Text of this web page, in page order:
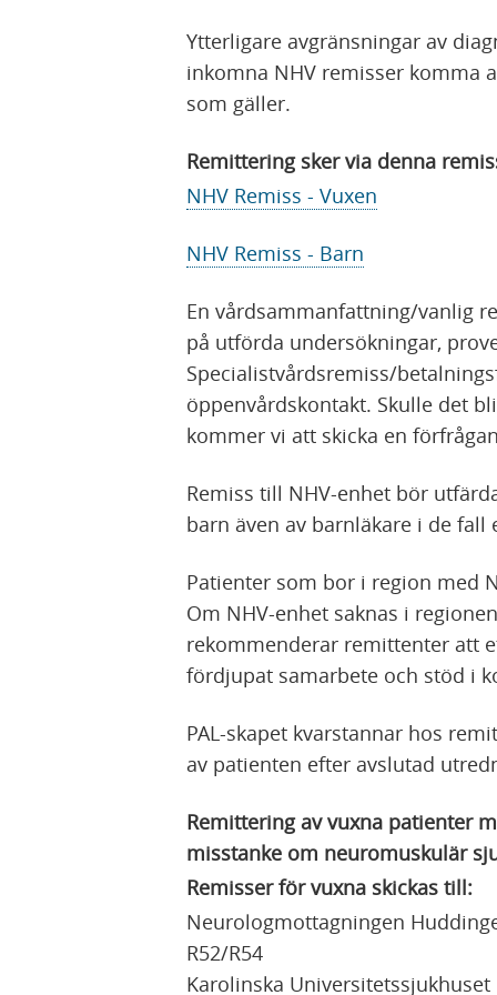
Ytterligare avgränsningar av
inkomna NHV remisser komma
som gäller.
Remittering sker via denna
NHV Remiss - Vuxen
NHV Remiss - Barn
En vårdsammanfattning/vanlig
på utförda undersökningar,
Specialistvårdsremiss/
öppenvårdskontakt. Skulle det
kommer vi att skicka en
Remiss till NHV-enhet bör
barn även av barnläkare i de
Patienter som bor i region med
Om NHV-enhet saknas i
rekommenderar remittenter att
fördjupat samarbete och stöd i
PAL-skapet kvarstannar hos
av patienten efter avslutad
Remittering av vuxna patienter
misstanke om neuromuskulär
Remisser för vuxna skickas till:
Neurologmottagningen
R52/R54
Karolinska Universitetssjukhuset